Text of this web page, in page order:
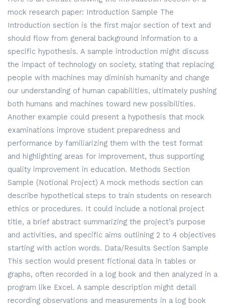
mock research paper: Introduction Sample The
Introduction section is the first major section of text and
should flow from general background information to a
specific hypothesis. A sample introduction might discuss
the impact of technology on society, stating that replacing
people with machines may diminish humanity and change
our understanding of human capabilities, ultimately pushing
both humans and machines toward new possibilities.
Another example could present a hypothesis that mock
examinations improve student preparedness and
performance by familiarizing them with the test format
and highlighting areas for improvement, thus supporting
quality improvement in education. Methods Section
Sample (Notional Project) A mock methods section can
describe hypothetical steps to train students on research
ethics or procedures. It could include a notional project
title, a brief abstract summarizing the project’s purpose
and activities, and specific aims outlining 2 to 4 objectives
starting with action words. Data/Results Section Sample
This section would present fictional data in tables or
graphs, often recorded in a log book and then analyzed in a
program like Excel. A sample description might detail
recording observations and measurements in a log book